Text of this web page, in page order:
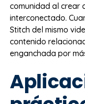
comunidad al crear
interconectado.
Stitch del mismo
contenido
enganchada por